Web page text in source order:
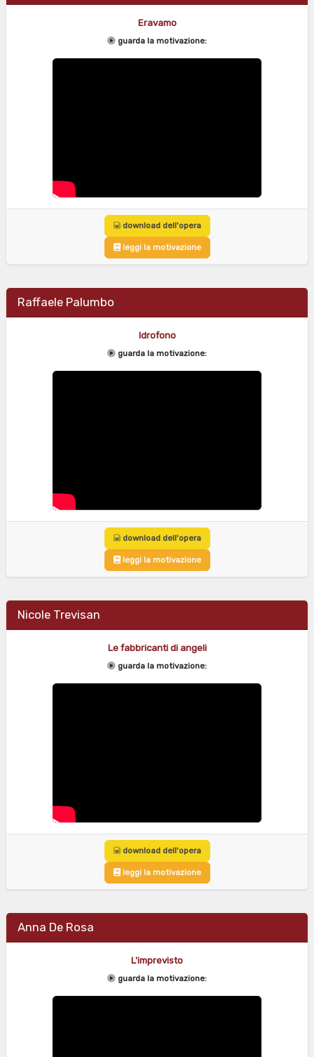
Eravamo
guarda la motivazione:
download dell'opera
leggi la motivazione
Raffaele Palumbo
Idrofono
guarda la motivazione:
download dell'opera
leggi la motivazione
Nicole Trevisan
Le fabbricanti di angeli
guarda la motivazione:
download dell'opera
leggi la motivazione
Anna De Rosa
L'imprevisto
guarda la motivazione: